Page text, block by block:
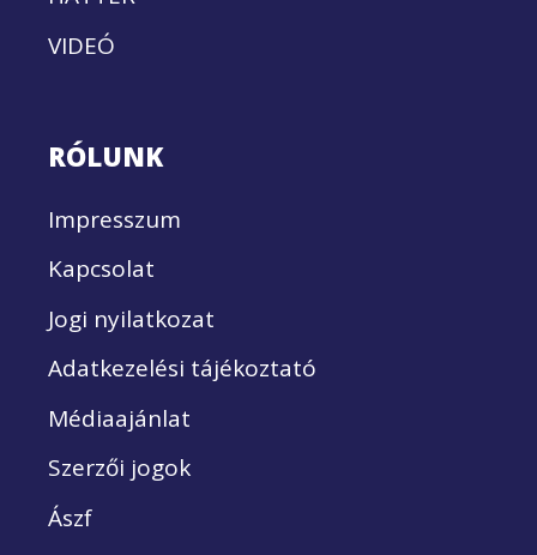
VIDEÓ
RÓLUNK
Impresszum
Kapcsolat
Jogi nyilatkozat
Adatkezelési tájékoztató
Médiaajánlat
Szerzői jogok
Ászf